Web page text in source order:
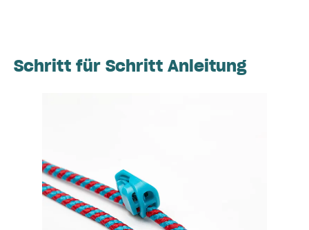
Schritt für Schritt Anleitung